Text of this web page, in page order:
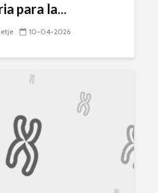
para la...
10-04-2026